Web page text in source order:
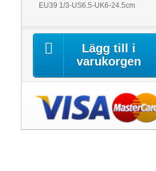
EU39 1/3-US6.5-UK6-24.5cm
Lägg till i
varukorgen